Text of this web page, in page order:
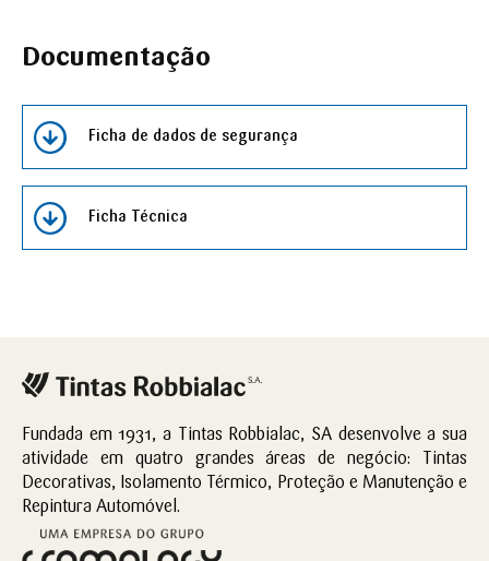
Documentação
Ficha de dados de segurança
Ficha Técnica
Fundada em 1931, a Tintas Robbialac, SA desenvolve a sua
atividade em quatro grandes áreas de negócio: Tintas
Decorativas, Isolamento Térmico, Proteção e Manutenção e
Repintura Automóvel.